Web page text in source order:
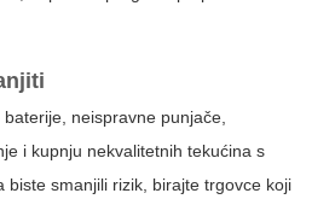
neispravne punjače,
i kupnju nekvalitetnih tekućina s
biste smanjili rizik, birajte trgovce koji